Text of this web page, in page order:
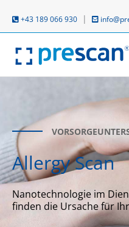
Inhalt
springen
+43 189 066 930 |
Allergy Scan
Nanotechnologie im
finden die Ursache für